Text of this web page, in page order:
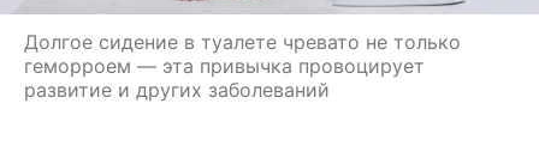
Долгое сидение в туалете чревато не только
геморроем — эта привычка провоцирует
развитие и других заболеваний